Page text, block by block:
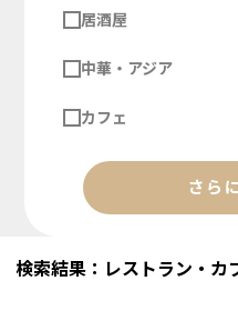
居酒屋
中華・アジア
カフェ
さら
検索結果：レストラン・カ